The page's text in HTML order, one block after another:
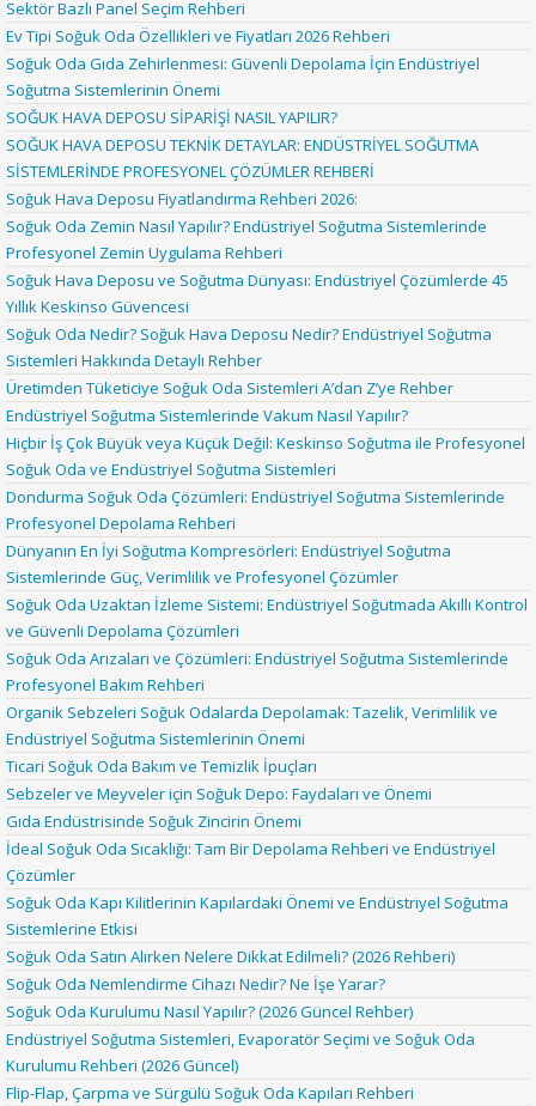
Sektör Bazlı Panel Seçim Rehberi
Ev Tipi Soğuk Oda Özellikleri ve Fiyatları 2026 Rehberi
Soğuk Oda Gıda Zehirlenmesi: Güvenli Depolama İçin Endüstriyel
Soğutma Sistemlerinin Önemi
SOĞUK HAVA DEPOSU SİPARİŞİ NASIL YAPILIR?
SOĞUK HAVA DEPOSU TEKNİK DETAYLAR: ENDÜSTRİYEL SOĞUTMA
SİSTEMLERİNDE PROFESYONEL ÇÖZÜMLER REHBERİ
Soğuk Hava Deposu Fiyatlandırma Rehberi 2026:
Soğuk Oda Zemin Nasıl Yapılır? Endüstriyel Soğutma Sistemlerinde
Profesyonel Zemin Uygulama Rehberi
Soğuk Hava Deposu ve Soğutma Dünyası: Endüstriyel Çözümlerde 45
Yıllık Keskinso Güvencesi
Soğuk Oda Nedir? Soğuk Hava Deposu Nedir? Endüstriyel Soğutma
Sistemleri Hakkında Detaylı Rehber
Üretimden Tüketiciye Soğuk Oda Sistemleri A’dan Z’ye Rehber
Endüstriyel Soğutma Sistemlerinde Vakum Nasıl Yapılır?
Hiçbir İş Çok Büyük veya Küçük Değil: Keskinso Soğutma ile Profesyonel
Soğuk Oda ve Endüstriyel Soğutma Sistemleri
Dondurma Soğuk Oda Çözümleri: Endüstriyel Soğutma Sistemlerinde
Profesyonel Depolama Rehberi
Dünyanın En İyi Soğutma Kompresörleri: Endüstriyel Soğutma
Sistemlerinde Güç, Verimlilik ve Profesyonel Çözümler
Soğuk Oda Uzaktan İzleme Sistemi: Endüstriyel Soğutmada Akıllı Kontrol
ve Güvenli Depolama Çözümleri
Soğuk Oda Arızaları ve Çözümleri: Endüstriyel Soğutma Sistemlerinde
Profesyonel Bakım Rehberi
Organik Sebzeleri Soğuk Odalarda Depolamak: Tazelik, Verimlilik ve
Endüstriyel Soğutma Sistemlerinin Önemi
Ticari Soğuk Oda Bakım ve Temizlik İpuçları
Sebzeler ve Meyveler için Soğuk Depo: Faydaları ve Önemi
Gıda Endüstrisinde Soğuk Zincirin Önemi
İdeal Soğuk Oda Sıcaklığı: Tam Bir Depolama Rehberi ve Endüstriyel
Çözümler
Soğuk Oda Kapı Kilitlerinin Kapılardaki Önemi ve Endüstriyel Soğutma
Sistemlerine Etkisi
Soğuk Oda Satın Alırken Nelere Dikkat Edilmeli? (2026 Rehberi)
Soğuk Oda Nemlendirme Cihazı Nedir? Ne İşe Yarar?
Soğuk Oda Kurulumu Nasıl Yapılır? (2026 Güncel Rehber)
Endüstriyel Soğutma Sistemleri, Evaporatör Seçimi ve Soğuk Oda
Kurulumu Rehberi (2026 Güncel)
Flip-Flap, Çarpma ve Sürgülü Soğuk Oda Kapıları Rehberi